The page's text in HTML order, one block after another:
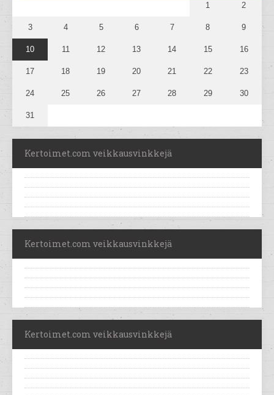
1 2
3 4 5 6 7 8 9
10 11 12 13 14 15 16
17 18 19 20 21 22 23
24 25 26 27 28 29 30
31
Kertoimet.com veikkausvinkkejä
Kertoimet.com veikkausvinkkejä
Kertoimet.com veikkausvinkkejä